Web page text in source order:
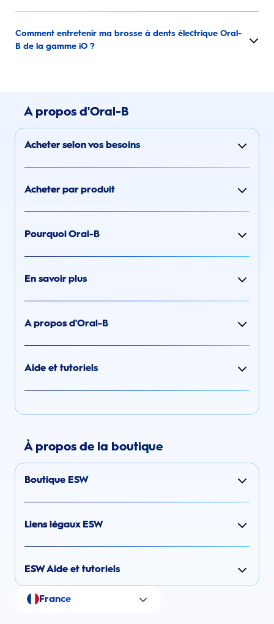
Comment entretenir ma brosse à dents électrique Oral-
B de la gamme iO ?
A propos d'Oral-B
Acheter selon vos besoins
Acheter par produit
Pourquoi Oral-B
En savoir plus
A propos d'Oral-B
Aide et tutoriels
À propos de la boutique
Boutique ESW
Liens légaux ESW
ESW Aide et tutoriels
France